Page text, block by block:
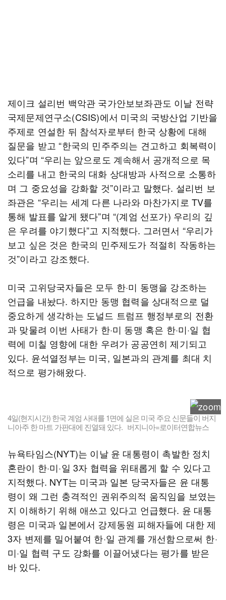
제이크 설리번 백악관 국가안보보좌관도 이날 전략
국제문제연구소(CSIS)에서 미국의 국방산업 기반을
주제로 연설한 뒤 참석자로부터 한국 상황에 대해
질문을 받고 “한국의 민주주의는 견고하고 회복력이
있다”며 “우리는 앞으로도 계속해서 공개적으로 목
소리를 내고 한국의 대화 상대방과 사적으로 소통하
며 그 중요성을 강화할 것”이라고 말했다. 설리번 보
좌관은 “우리는 세계 다른 나라와 마찬가지로 TV를
통해 발표를 알게 됐다”며 “(계엄 선포가) 우리의 깊
은 우려를 야기했다”고 지적했다. 그러면서 “우리가
보고 싶은 것은 한국의 민주제도가 적절히 작동하는
것”이라고 강조했다.
미국 고위당국자들은 모두 한·미 동맹을 강조하는
언급을 내놨다. 하지만 동맹 협력을 상대적으로 덜
중요하게 생각하는 도널드 트럼프 행정부로의 전환
과 맞물려 이번 사태가 한·미 동맹 혹은 한·미·일 협
력에 미칠 영향에 대한 우려가 공공연히 제기되고
있다. 윤석열정부는 미국, 일본과의 관계를 최대 치
적으로 평가해왔다.
4일(현지시간) 한국 계엄 사태를 1면에 실은 미국 주요 신문들이 버지
니아주 한 마트 가판대에 진열돼 있다. 버지니아=로이터연합뉴스
뉴욕타임스(NYT)는 이날 윤 대통령이 촉발한 정치
혼란이 한·미·일 3자 협력을 위태롭게 할 수 있다고
지적했다. NYT는 미국과 일본 당국자들은 윤 대통
령이 왜 그런 충격적인 권위주의적 움직임을 보였는
지 이해하기 위해 애쓰고 있다고 언급했다. 윤 대통
령은 미국과 일본에서 강제동원 피해자들에 대한 제
3자 변제를 밀어붙여 한·일 관계를 개선함으로써 한·
미·일 협력 구도 강화를 이끌어냈다는 평가를 받은
바 있다.